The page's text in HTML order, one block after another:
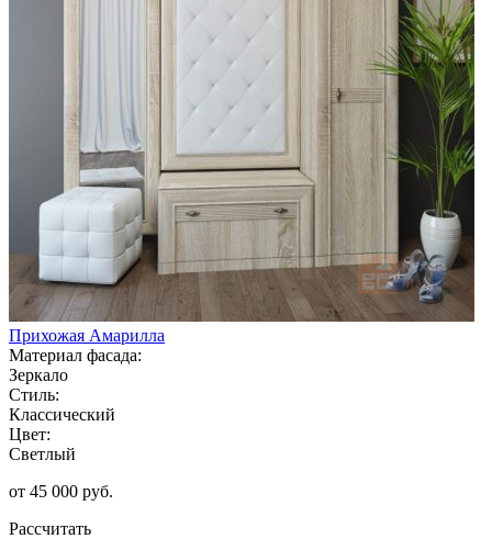
Прихожая Амарилла
Материал фасада:
Зеркало
Стиль:
Классический
Цвет:
Светлый
от 45 000 руб.
Рассчитать